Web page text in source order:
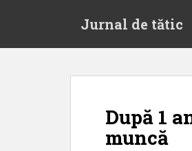
Jurnal de tătic
După 1
muncă